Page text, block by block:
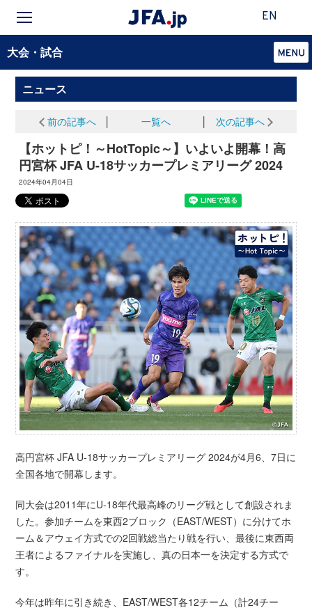
EN
大会・試合
ニュース
前の記事へ 一覧へ 次の記事へ
【ホットピ！～HotTopic～】いよいよ開幕！高
円宮杯 JFA U-18サッカープレミアリーグ 2024
2024年04月04日
高円宮杯 JFA U-18サッカープレミアリーグ 2024が4月6、7日に
全国各地で開幕します。
同大会は2011年にU-18年代最高峰のリーグ戦として創設されま
した。参加チームを東西2ブロック（EAST/WEST）に分けてホ
ーム＆アウェイ方式での2回戦総当たり戦を行い、最後に東西両
王者によるファイナルを実施し、真の日本一を決定する方式で
す。
今年は昨年に引き続き、EAST/WEST各12チーム（計24チー